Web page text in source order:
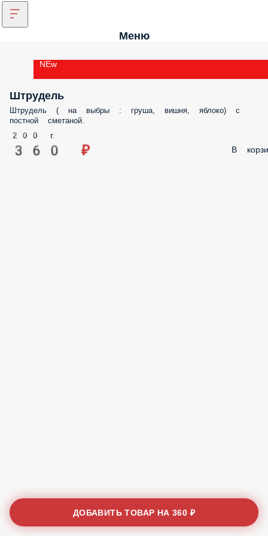
Меню
NEw
Штрудель
Штрудель ( на выбры : груша, вишня, яблоко) с
постной сметаной.
200 г.
360 ₽ В
ДОБАВИТЬ ТОВАР НА360 ₽